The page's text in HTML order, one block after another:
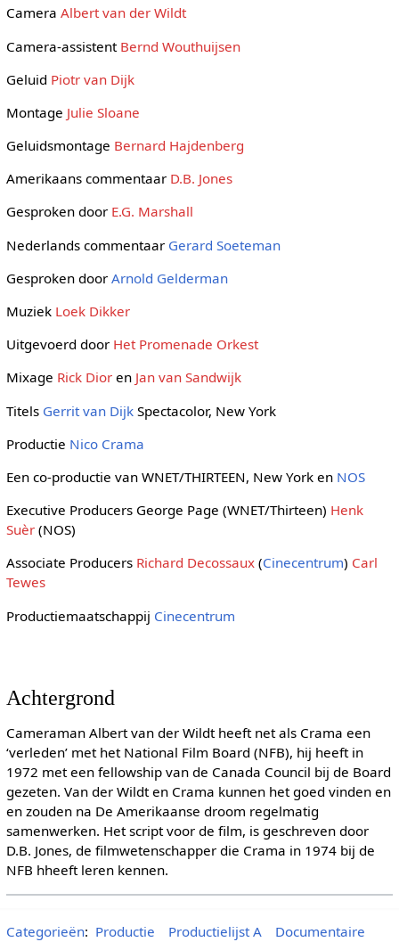
Camera Albert van der Wildt
Camera-assistent Bernd Wouthuijsen
Geluid Piotr van Dijk
Montage Julie Sloane
Geluidsmontage Bernard Hajdenberg
Amerikaans commentaar D.B. Jones
Gesproken door E.G. Marshall
Nederlands commentaar Gerard Soeteman
Gesproken door Arnold Gelderman
Muziek Loek Dikker
Uitgevoerd door Het Promenade Orkest
Mixage Rick Dioren Jan van Sandwijk
Titels Gerrit van DijkSpectacolor, New York
Productie Nico Crama
Een co-productie van WNET/THIRTEEN, New York en NOS
Executive Producers George Page (WNET/Thirteen) Henk
Suèr(NOS)
Associate Producers Richard Decossaux(Cinecentrum) Carl
Tewes
Productiemaatschappij Cinecentrum
Achtergrond
Cameraman Albert van der Wildt heeft net als Crama een
‘verleden’ met het National Film Board (NFB), hij heeft in
1972 met een fellowship van de Canada Council bij de Board
gezeten. Van der Wildt en Crama kunnen het goed vinden en
en zouden na De Amerikaanse droom regelmatig
samenwerken. Het script voor de film, is geschreven door
D.B. Jones, de filmwetenschapper die Crama in 1974 bij de
NFB hheeft leren kennen.
Categorieën: Productie Productielijst A Documentaire